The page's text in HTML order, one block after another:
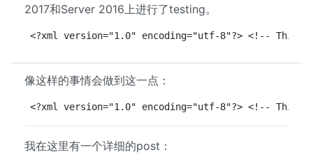
2017和Server 2016上进行了testing。
<?xml version="1.0" encoding="utf-8"?> <!-- This file is
像这样的事情会做到这一点：
<?xml version="1.0" encoding="utf-8"?> <!-- This file
我在这里有一个详细的post：